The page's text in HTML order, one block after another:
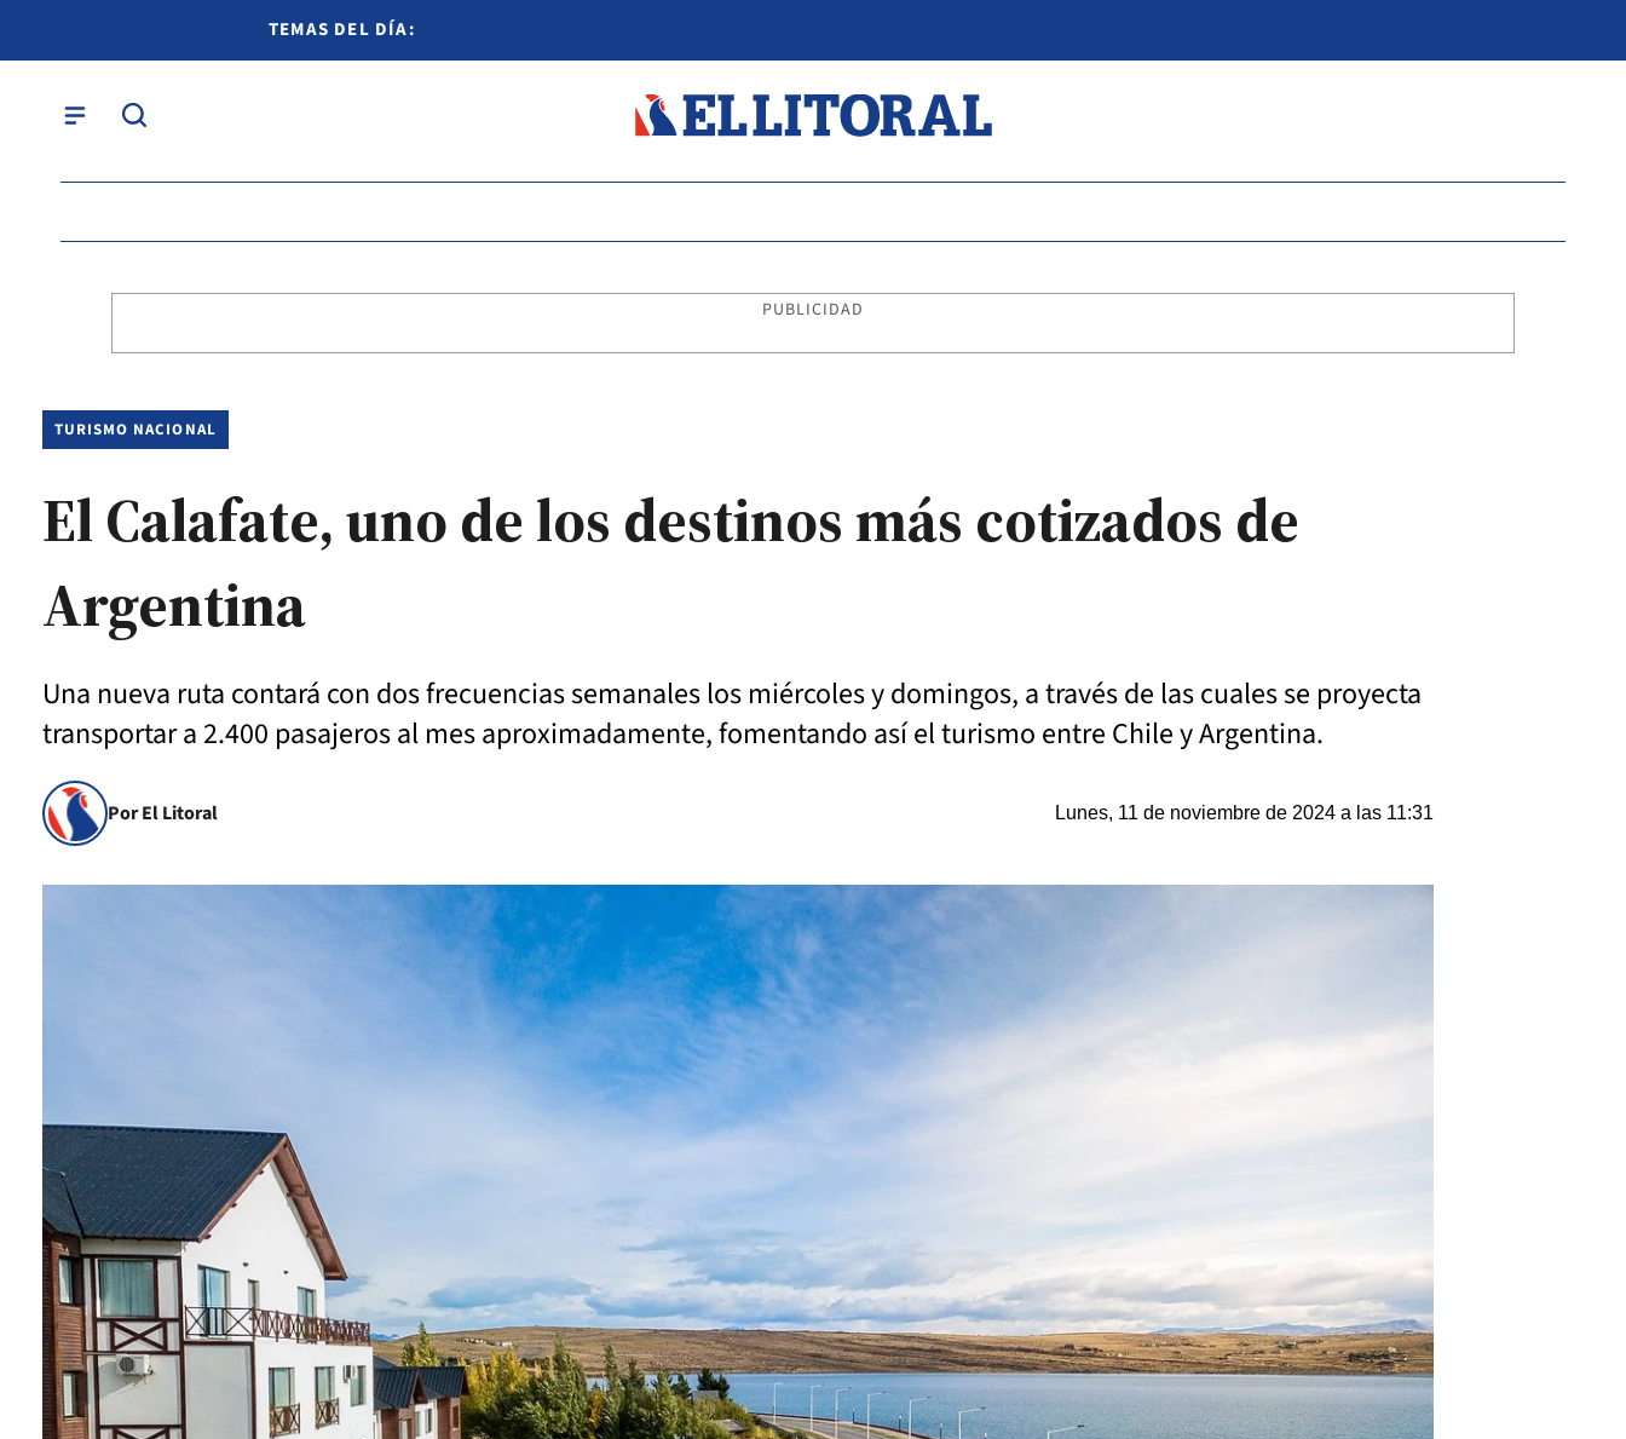
TEMAS DEL DÍA:
PUBLICIDAD
TURISMO NACIONAL
El Calafate, uno de los destinos más cotizados de
Argentina
Una nueva ruta contará con dos frecuencias semanales los miércoles y domingos, a través de las cuales se proyecta
transportar a 2.400 pasajeros al mes aproximadamente, fomentando así el turismo entre Chile y Argentina.
Por El Litoral Lunes, 11 de noviembre de 2024 a las 11:31